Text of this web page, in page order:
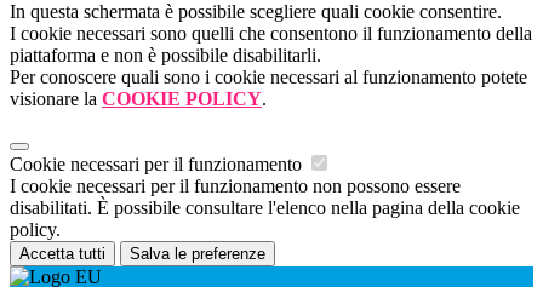
In questa schermata è possibile scegliere quali cookie consentire.
I cookie necessari sono quelli che consentono il funzionamento della
piattaforma e non è possibile disabilitarli.
Per conoscere quali sono i cookie necessari al funzionamento potete
visionare la COOKIE POLICY.
Cookie necessari per il funzionamento
I cookie necessari per il funzionamento non possono essere
disabilitati. È possibile consultare l'elenco nella pagina della cookie
policy.
Accetta tutti Salva le preferenze